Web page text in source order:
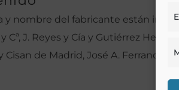
y nombre del fabricante están
Cª, J. Reyes y Cía y Gutiérrez
Cisan de Madrid, José A. Ferrando